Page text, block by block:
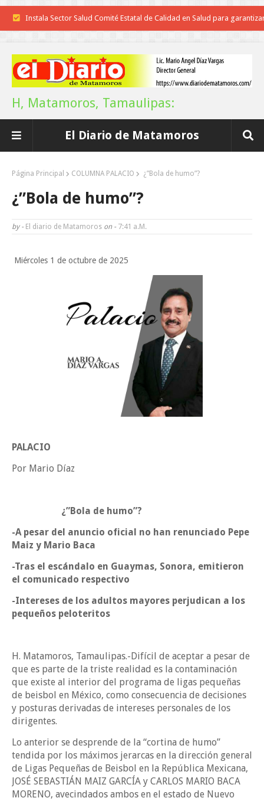
Instala Sector Salud Comité Estatal de Calidad en Salud para
Inicia el ayuntamiento pavimentación de la calle Miguel Alemán en
La UAT, Gobierno del Estado y ganaderos consolidan proyecto
Tam”
familias de Matamoros
Funcionarios, periodistas y empresarios
Inicia el ayuntamiento pavimentación de la calle Ingenieros en la
Alberto Carrera Torres
Prepara la UAT el arranque del ciclo escolar Otoño 2026
A Tamaulipas…le llueve sobre mojado
H, Matamoros, Tamaulipas:
El Diario de Matamoros
Página Principal COLUMNA PALACIO ¿”Bola de humo”?
¿”Bola de humo”?
by - El diario de Matamoros on - 7:41 A.m.
Miércoles 1 de octubre de 2025
PALACIO
Por Mario Díaz
¿”Bola de humo”?
-A pesar del anuncio oficial no han renunciado Pepe
Maiz y Mario Baca
-Tras el escándalo en Guaymas, Sonora, emitieron
el comunicado respectivo
-Intereses de los adultos mayores perjudican a los
pequeños peloteritos
H. Matamoros, Tamaulipas.-Difícil de aceptar a pesar de
que es parte de la triste realidad es la contaminación
que existe al interior del programa de ligas pequeñas
de beisbol en México, como consecuencia de decisiones
y posturas derivadas de intereses personales de los
dirigentes.
Lo anterior se desprende de la “cortina de humo”
tendida por los máximos jerarcas en la dirección general
de Ligas Pequeñas de Beisbol en la República Mexicana,
JOSÉ SEBASTIÁN MAIZ GARCÍA y CARLOS MARIO BACA
MORENO, avecindados ambos en el estado de Nuevo